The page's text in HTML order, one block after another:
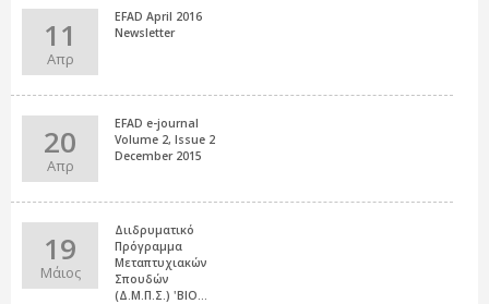
11
Απρ
EFAD April 2016
Newsletter
20
Απρ
EFAD e-journal
Volume 2, Issue 2
December 2015
19
Μάιος
Διιδρυματικό
Πρόγραμμα
Μεταπτυχιακών
Σπουδών
(Δ.Μ.Π.Σ.) 'ΒΙΟ...